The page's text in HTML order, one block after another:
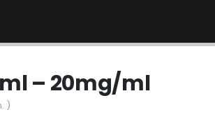
– 20mg/ml
)